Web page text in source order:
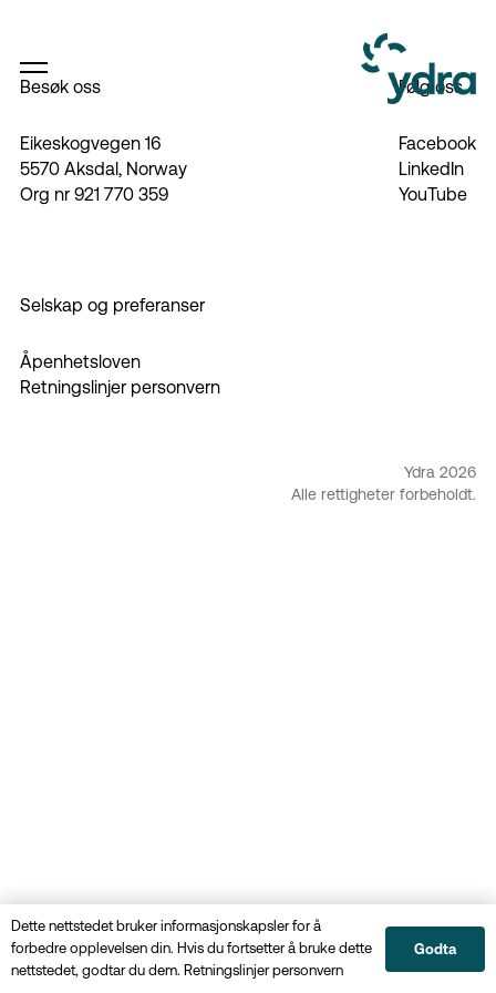
Besøk oss
Eikeskogvegen 16
5570 Aksdal, Norway
Org nr 921 770 359
Følg oss
Facebook
LinkedIn
YouTube
Selskap og preferanser
Åpenhetsloven
Retningslinjer personvern
Ydra 2026
Alle rettigheter forbeholdt.
Dette nettstedet bruker informasjonskapsler for å
forbedre opplevelsen din. Hvis du fortsetter å bruke dette
nettstedet, godtar du dem. Retningslinjer personvern
Godta